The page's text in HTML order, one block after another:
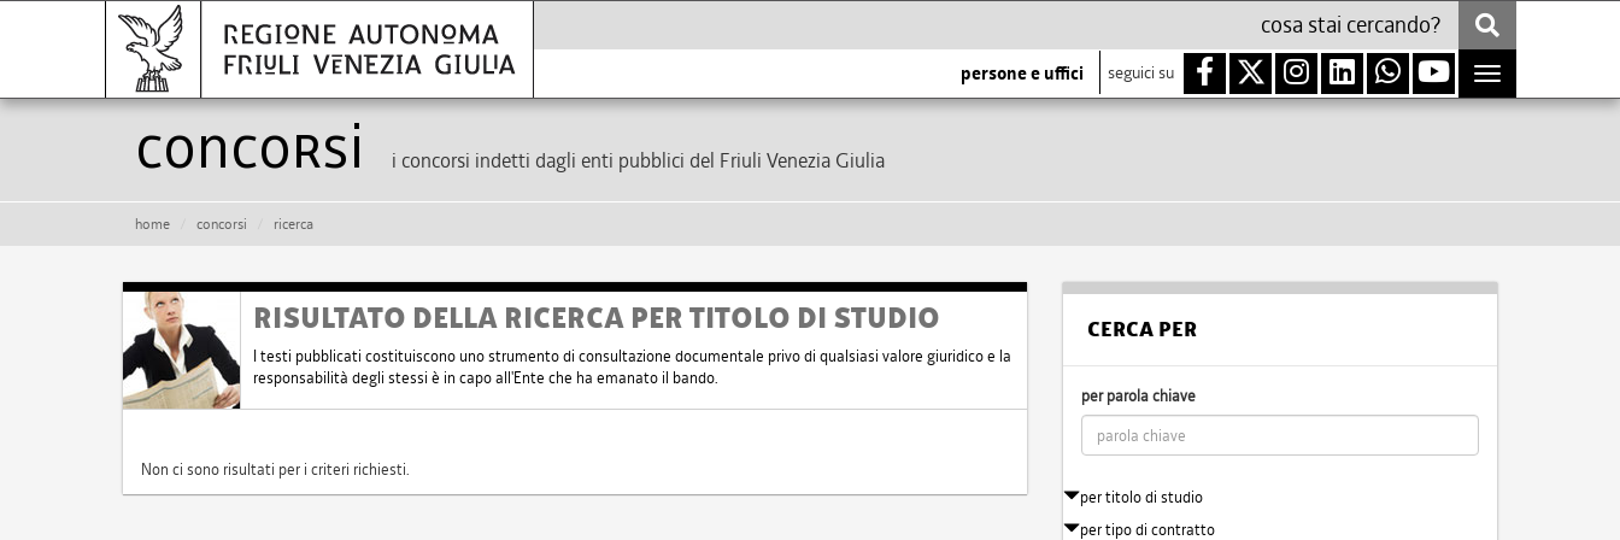
persone e uffici seguici su
Toggle
navigation
Concorsi i concorsi indetti dagli enti pubblici del Friuli Venezia Giulia
home concorsi ricerca
RISULTATO DELLA RICERCA PER TITOLO DI STUDIO
I testi pubblicati costituiscono uno strumento di consultazione documentale privo di qualsiasi valore giuridico e la
responsabilità degli stessi è in capo all'Ente che ha emanato il bando.
Non ci sono risultati per i criteri richiesti.
CERCA PER
per parola chiave
per titolo di studio
per tipo di contratto